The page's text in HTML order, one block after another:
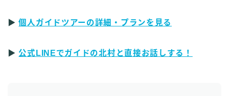
▶︎個人ガイドツアーの詳細・プランを見る
▶︎ 公式LINEでガイドの北村と直接お話しする！